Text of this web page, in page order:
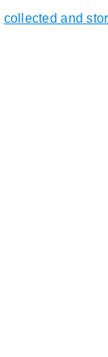
collected and